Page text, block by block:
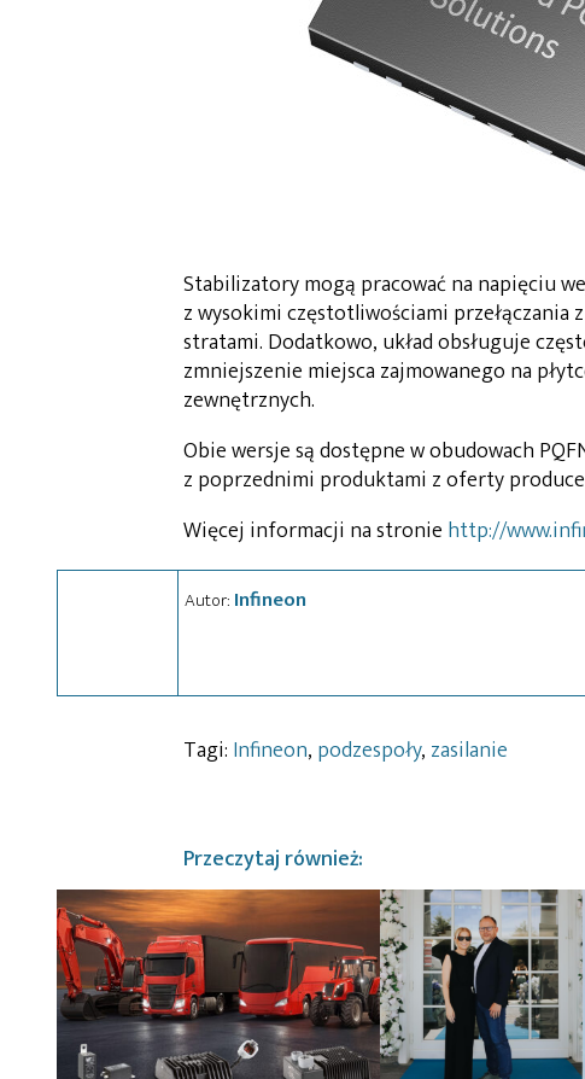
Stabilizatory mogą pracować na napięciu
z wysokimi częstotliwościami przełączania
stratami. Dodatkowo, układ obsługuje
zmniejszenie miejsca zajmowanego na
zewnętrznych.
Obie wersje są dostępne w obudowach
z poprzednimi produktami z oferty
Więcej informacji na stronie http://
Autor: Infineon
Tagi: Infineon, podzespoły, zasilanie
Przeczytaj również: